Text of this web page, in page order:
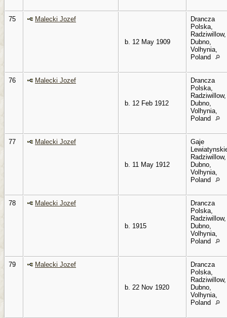
75 Malecki Jozef
b. 12 May 1909
Drancza
Polska,
Radziwillow,
Dubno,
Volhynia,
Poland
76 Malecki Jozef
b. 12 Feb 1912
Drancza
Polska,
Radziwillow,
Dubno,
Volhynia,
Poland
77 Malecki Jozef
b. 11 May 1912
Gaje
Radziwillow,
Dubno,
Volhynia,
Poland
78 Malecki Jozef
b. 1915
Drancza
Polska,
Radziwillow,
Dubno,
Volhynia,
Poland
79 Malecki Jozef
b. 22 Nov 1920
Drancza
Polska,
Radziwillow,
Dubno,
Volhynia,
Poland